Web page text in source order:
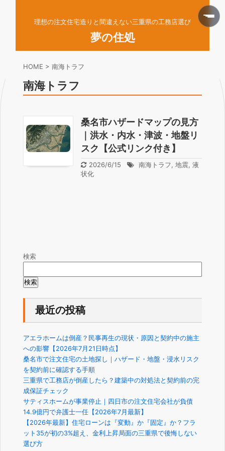
理想の注文住宅造りと間違えない三重県の工務店選び
夢の住処
HOME > 南海トラフ
南海トラフ
桑名市ハザードマップの見方
｜洪水・内水・津波・地盤リ
スク【公式リンク付き】
2026/6/15 南海トラフ, 地震, 液
状化
検索
検索
最近の投稿
アエラホームは倒産？民事再生の現状・原因と契約中の施主
への影響【2026年7月21日時点】
桑名市で注文住宅の土地探し｜ハザード・地盤・浸水リスク
を契約前に確認する手順
三重県で工務店が倒産したら？建築中の対処法と契約前の完
成保証チェック
サティスホームが事業停止｜四日市の注文住宅会社が負債
14.9億円で弁護士一任【2026年7月最新】
【2026年最新】住宅ローンは『変動』か『固定』か？フラ
ット35が初の3%超え、金利上昇局面の三重県で後悔しない
選び方